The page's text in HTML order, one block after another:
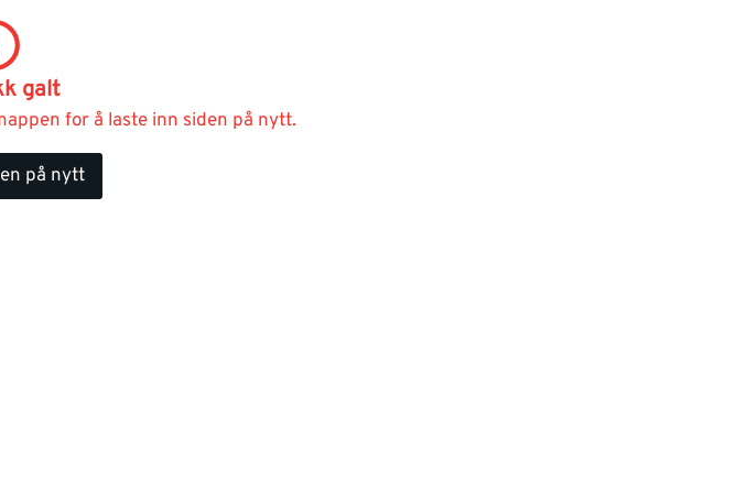
galt
for å laste inn siden på nytt.
på nytt